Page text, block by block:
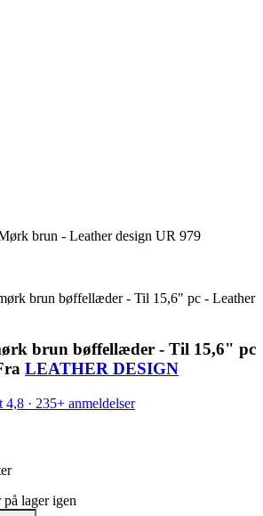
brun - Leather design UR 979
brun bøffellæder - Til 15,6" pc - Leather
brun bøffellæder - Til 15,6" pc
LEATHER DESIGN
4,8 · 235+ anmeldelser
lager igen